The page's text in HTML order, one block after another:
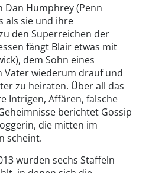
Dan Humphrey (Penn
als sie und ihre
den Superreichen der
fängt Blair etwas mit
dem Sohn eines
Vater wiederum drauf und
zu heiraten. Über all das
Intrigen, Affären, falsche
berichtet Gossip
die mitten im
scheint.
wurden sechs Staffeln